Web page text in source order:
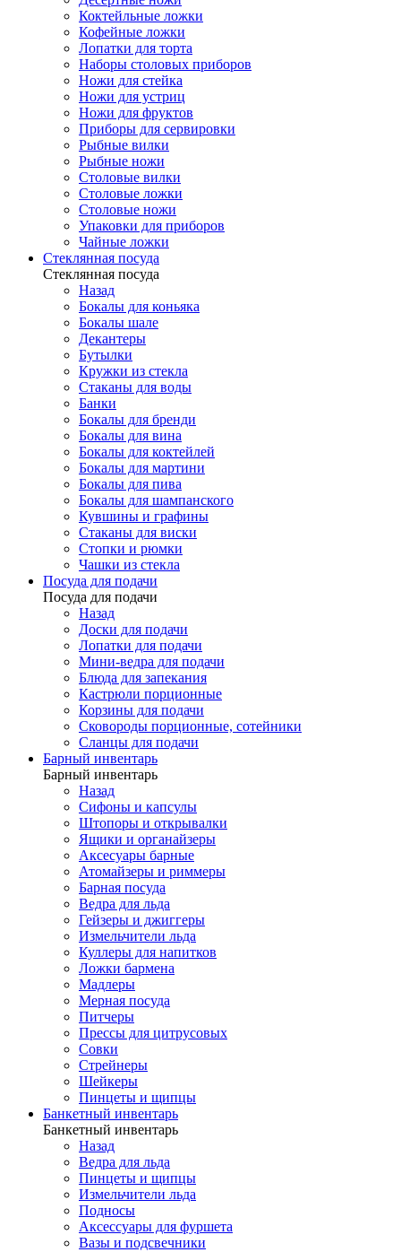
Коктейльные ложки
Кофейные ложки
Лопатки для торта
Наборы столовых приборов
Ножи для стейка
Ножи для устриц
Ножи для фруктов
Приборы для сервировки
Рыбные вилки
Рыбные ножи
Столовые вилки
Столовые ложки
Столовые ножи
Упаковки для приборов
Чайные ложки
Стеклянная посуда
Стеклянная посуда
Назад
Бокалы для коньяка
Бокалы шале
Декантеры
Бутылки
Кружки из стекла
Стаканы для воды
Банки
Бокалы для бренди
Бокалы для вина
Бокалы для коктейлей
Бокалы для мартини
Бокалы для пива
Бокалы для шампанского
Кувшины и графины
Стаканы для виски
Стопки и рюмки
Чашки из стекла
Посуда для подачи
Посуда для подачи
Назад
Доски для подачи
Лопатки для подачи
Мини-ведра для подачи
Блюда для запекания
Кастрюли порционные
Корзины для подачи
Сковороды порционные, сотейники
Сланцы для подачи
Барный инвентарь
Барный инвентарь
Назад
Сифоны и капсулы
Штопоры и открывалки
Ящики и органайзеры
Аксесуары барные
Атомайзеры и риммеры
Барная посуда
Ведра для льда
Гейзеры и джиггеры
Измельчители льда
Куллеры для напитков
Ложки бармена
Мадлеры
Мерная посуда
Питчеры
Прессы для цитрусовых
Совки
Стрейнеры
Шейкеры
Пинцеты и щипцы
Банкетный инвентарь
Банкетный инвентарь
Назад
Ведра для льда
Пинцеты и щипцы
Измельчители льда
Подносы
Аксессуары для фуршета
Вазы и подсвечники